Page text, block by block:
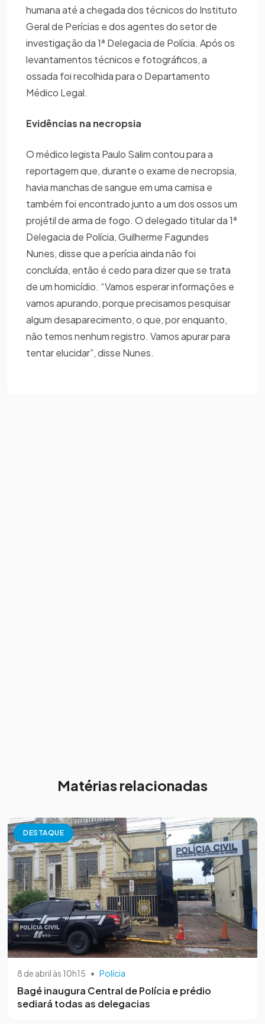
humana até a chegada dos técnicos do Instituto
Geral de Perícias e dos agentes do setor de
investigação da 1ª Delegacia de Polícia. Após os
levantamentos técnicos e fotográficos, a
ossada foi recolhida para o Departamento
Médico Legal.
Evidências na necropsia
O médico legista Paulo Salim contou para a
reportagem que, durante o exame de necropsia,
havia manchas de sangue em uma camisa e
também foi encontrado junto a um dos ossos um
projétil de arma de fogo. O delegado titular da 1ª
Delegacia de Polícia, Guilherme Fagundes
Nunes, disse que a perícia ainda não foi
concluída, então é cedo para dizer que se trata
de um homicídio. “Vamos esperar informações e
vamos apurando, porque precisamos pesquisar
algum desaparecimento, o que, por enquanto,
não temos nenhum registro. Vamos apurar para
tentar elucidar”, disse Nunes.
Matérias relacionadas
DESTAQUE
8 de abril às 10h15 • Polícia
Bagé inaugura Central de Polícia e prédio
sediará todas as delegacias